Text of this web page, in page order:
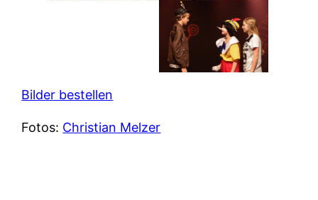
Bilder bestellen
Fotos: Christian Melzer